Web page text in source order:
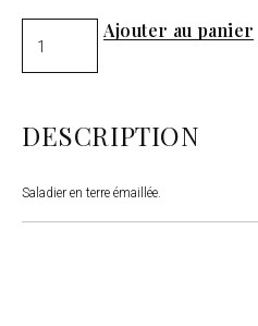
Ajouter au panier
DESCRIPTION
Saladier en terre émaillée.